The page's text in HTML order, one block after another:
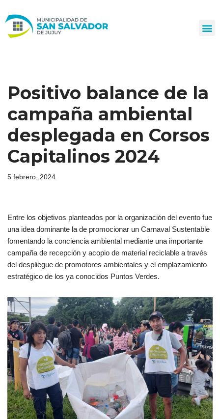
al
Positivo balance de la
campaña ambiental
desplegada en Corsos
Capitalinos 2024
5 febrero, 2024
Entre los objetivos planteados por la organización del evento fue
una idea dominante la de promocionar un Carnaval Sustentable
fomentando la conciencia ambiental mediante una importante
campaña de recepción y acopio de material reciclable a través
del despliegue de promotores ambientales y el emplazamiento
estratégico de los ya conocidos Puntos Verdes.